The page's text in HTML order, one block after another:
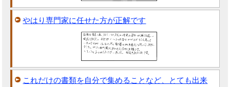
やはり専門家に任せた方が正解です
これだけの書類を自分で集めることなど、とても出来